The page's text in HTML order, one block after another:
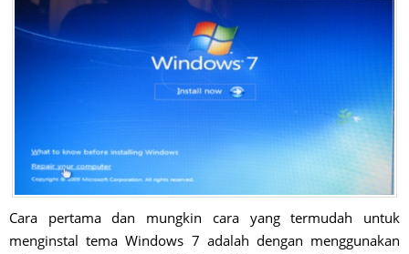
Cara pertama dan mungkin cara yang termudah untuk
menginstal tema Windows 7 adalah dengan menggunakan